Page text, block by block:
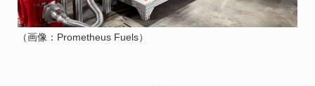
（画像：Prometheus Fuels）